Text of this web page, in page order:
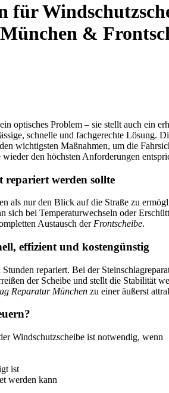
für
&
optisches Problem – sie stellt auch ein
schnelle und fachgerechte Lösung.
wichtigsten Maßnahmen, um die
den höchsten Anforderungen
repariert werden sollte
als nur den Blick auf die Straße zu
sich bei Temperaturwechseln oder
Austausch der Frontscheibe.
effizient und kostengünstig
repariert. Bei der
der Scheibe und stellt die Stabilität
Reparatur München zu einer äußerst
Windschutzscheibe ist notwendig, wenn
ist
werden kann